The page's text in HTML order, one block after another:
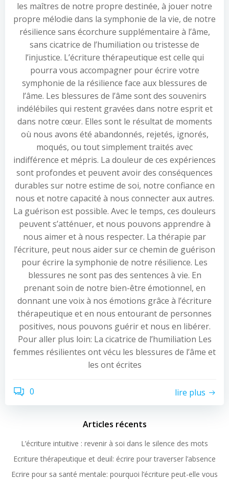
les maîtres de notre propre destinée, à jouer notre
propre mélodie dans la symphonie de la vie, de notre
résilience sans écorchure supplémentaire à l’âme,
sans cicatrice de l’humiliation ou tristesse de
l’injustice. L’écriture thérapeutique est celle qui
pourra vous accompagner pour écrire votre
symphonie de la résilience face aux blessures de
l’âme. Les blessures de l’âme sont des souvenirs
indélébiles qui restent gravées dans notre esprit et
dans notre cœur. Elles sont le résultat de moments
où nous avons été abandonnés, rejetés, ignorés,
moqués, ou tout simplement traités avec
indifférence et mépris. La douleur de ces expériences
sont profondes et peuvent avoir des conséquences
durables sur notre estime de soi, notre confiance en
nous et notre capacité à nous connecter aux autres.
La guérison est possible. Avec le temps, ces douleurs
peuvent s’atténuer, et nous pouvons apprendre à
nous aimer et à nous respecter. La thérapie par
l’écriture, peut nous aider sur ce chemin de guérison
pour écrire la symphonie de notre résilience. Les
blessures ne sont pas des sentences à vie. En
prenant soin de notre bien-être émotionnel, en
donnant une voix à nos émotions grâce à l’écriture
thérapeutique et en nous entourant de personnes
positives, nous pouvons guérir et nous en libérer.
Pour aller plus loin: La cicatrice de l’humiliation Les
femmes résilientes ont vécu les blessures de l’âme et
les ont écrites
0 lire plus
Articles récents
L’écriture intuitive : revenir à soi dans le silence des mots
Ecriture thérapeutique et deuil: écrire pour traverser l’absence
Ecrire pour sa santé mentale: pourquoi l’écriture peut-elle vous